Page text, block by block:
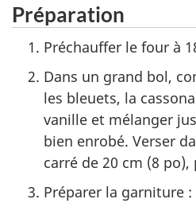
Préparation
Préchauffer le four à
Dans un grand bol,
les bleuets, la
vanille et mélanger
bien enrobé. Verser
carré de 20 cm (8
Préparer la garniture